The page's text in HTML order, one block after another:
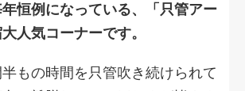
恒例になっている、「只管アー
人気コーナーです。
もの時間を只管吹き続けられて